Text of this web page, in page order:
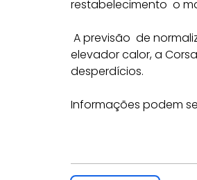
restabelecimento o
A previsão de
elevador calor, a
desperdícios.
Informações podem